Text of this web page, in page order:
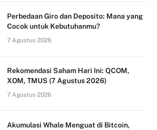
Perbedaan Giro dan Deposito: Mana yang
Cocok untuk Kebutuhanmu?
7 Agustus 2026
Rekomendasi Saham Hari Ini: QCOM,
XOM, TMUS (7 Agustus 2026)
7 Agustus 2026
Akumulasi Whale Menguat di Bitcoin,